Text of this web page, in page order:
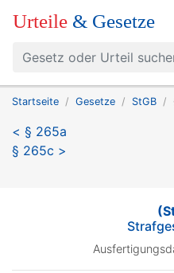
Urteile & Gesetze
Startseite Gesetze StGB
< § 265a
§ 265c >